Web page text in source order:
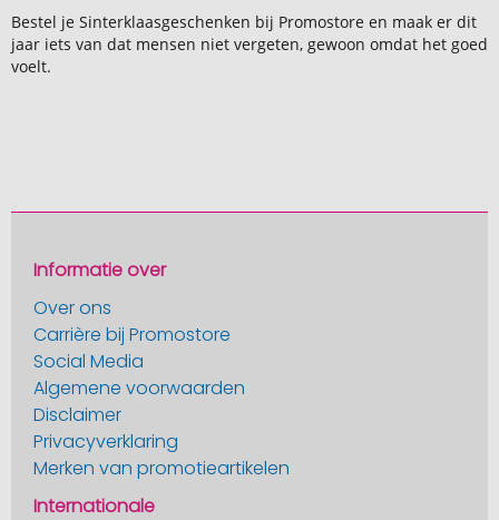
Bestel je Sinterklaasgeschenken bij Promostore en maak er dit
jaar iets van dat mensen niet vergeten, gewoon omdat het goed
voelt.
Informatie over
Over ons
Carrière bij Promostore
Social Media
Algemene voorwaarden
Disclaimer
Privacyverklaring
Merken van promotieartikelen
Internationale